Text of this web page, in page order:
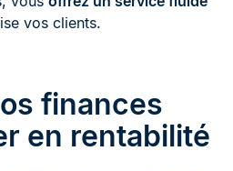
vos clients.
finances
en rentabilité